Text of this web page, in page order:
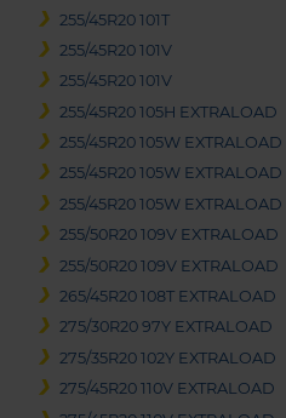
255/45R20 101T
255/45R20 101V
255/45R20 101V
255/45R20 105H EXTRALOAD
255/45R20 105W EXTRALOAD
255/45R20 105W EXTRALOAD
255/45R20 105W EXTRALOAD
255/50R20 109V EXTRALOAD
255/50R20 109V EXTRALOAD
265/45R20 108T EXTRALOAD
275/30R20 97Y EXTRALOAD
275/35R20 102Y EXTRALOAD
275/45R20 110V EXTRALOAD